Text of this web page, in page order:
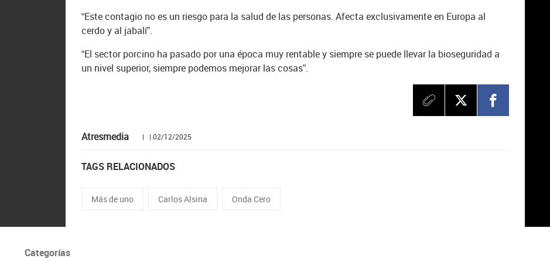
“Este contagio no es un riesgo para la salud de las personas. Afecta exclusivamente en Europa al
cerdo y al jabalí”.
“El sector porcino ha pasado por una época muy rentable y siempre se puede llevar la bioseguridad a
un nivel superior, siempre podemos mejorar las cosas”.
Atresmedia | | 02/12/2025
TAGS RELACIONADOS
Más de uno Carlos Alsina Onda Cero
Categorías